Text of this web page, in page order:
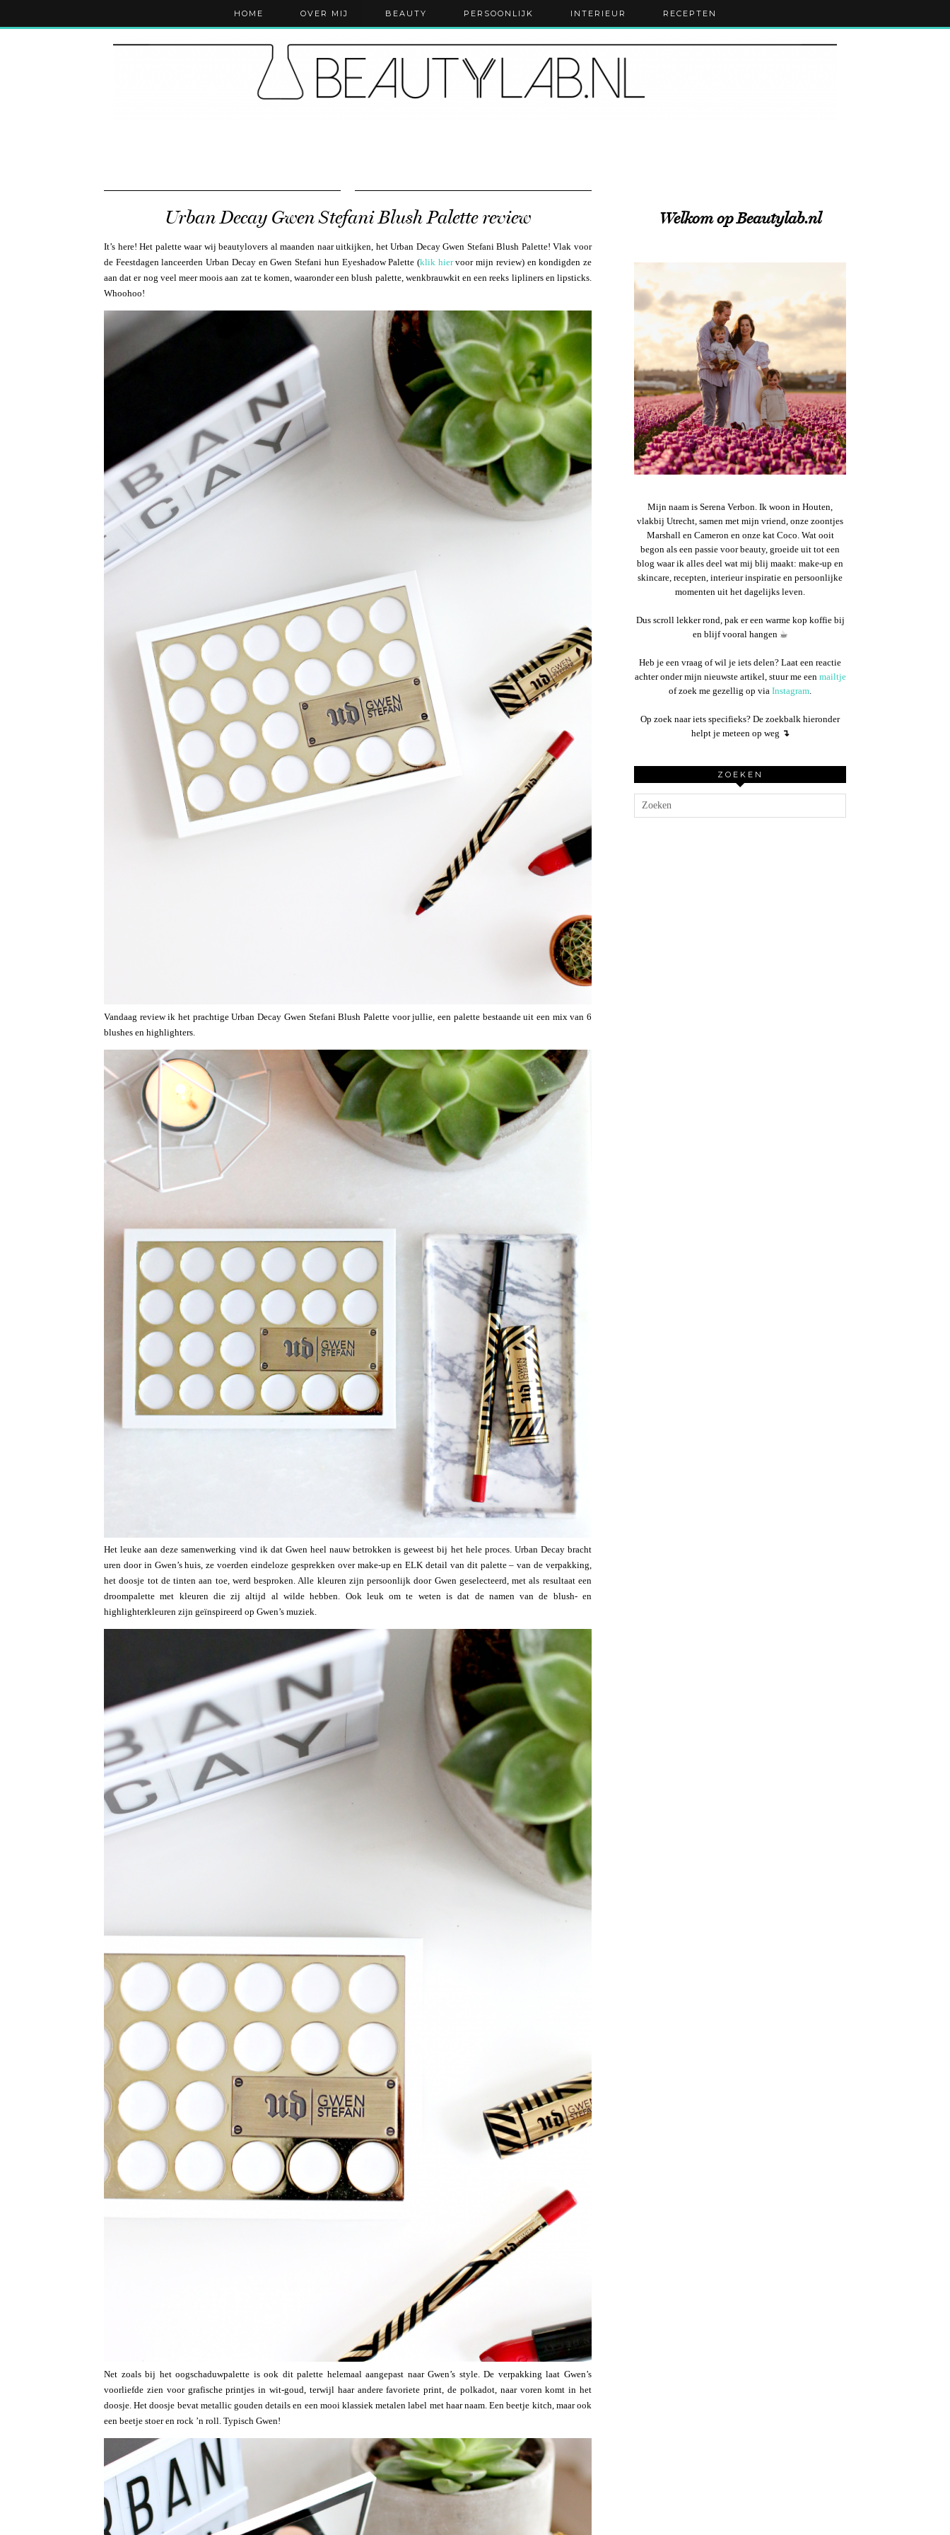
HOME OVER MIJ BEAUTY PERSOONLIJK INTERIEUR RECEPTEN
Urban Decay Gwen Stefani Blush Palette review
It’s here! Het palette waar wij beautylovers al maanden naar uitkijken, het Urban Decay Gwen Stefani Blush Palette! Vlak voor
de Feestdagen lanceerden Urban Decay en Gwen Stefani hun Eyeshadow Palette (klik hiervoor mijn review) en kondigden ze
aan dat er nog veel meer moois aan zat te komen, waaronder een blush palette, wenkbrauwkit en een reeks lipliners en lipsticks.
Whoohoo!
Vandaag review ik het prachtige Urban Decay Gwen Stefani Blush Palette voor jullie, een palette bestaande uit een mix van 6
blushes en highlighters.
Het leuke aan deze samenwerking vind ik dat Gwen heel nauw betrokken is geweest bij het hele proces. Urban Decay bracht
uren door in Gwen’s huis, ze voerden eindeloze gesprekken over make-up en ELK detail van dit palette – van de verpakking,
het doosje tot de tinten aan toe, werd besproken. Alle kleuren zijn persoonlijk door Gwen geselecteerd, met als resultaat een
droompalette met kleuren die zij altijd al wilde hebben. Ook leuk om te weten is dat de namen van de blush- en
highlighterkleuren zijn geïnspireerd op Gwen’s muziek.
Net zoals bij het oogschaduwpalette is ook dit palette helemaal aangepast naar Gwen’s style. De verpakking laat Gwen’s
voorliefde zien voor grafische printjes in wit-goud, terwijl haar andere favoriete print, de polkadot, naar voren komt in het
doosje. Het doosje bevat metallic gouden details en een mooi klassiek metalen label met haar naam. Een beetje kitch, maar ook
een beetje stoer en rock ’n roll. Typisch Gwen!
Welkom op Beautylab.nl
Mijn naam is Serena Verbon. Ik woon in Houten,
vlakbij Utrecht, samen met mijn vriend, onze zoontjes
Marshall en Cameron en onze kat Coco. Wat ooit
begon als een passie voor beauty, groeide uit tot een
blog waar ik alles deel wat mij blij maakt: make-up en
skincare, recepten, interieur inspiratie en persoonlijke
momenten uit het dagelijks leven.
Dus scroll lekker rond, pak er een warme kop koffie bij
en blijf vooral hangen ☕︎
Heb je een vraag of wil je iets delen? Laat een reactie
achter onder mijn nieuwste artikel, stuur me een mailtje
of zoek me gezellig op via Instagram.
Op zoek naar iets specifieks? De zoekbalk hieronder
helpt je meteen op weg ↴
ZOEKEN